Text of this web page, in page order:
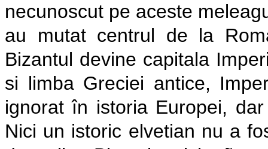
necunoscut pe aceste
au mutat centrul de la
Bizantul devine capitala
si limba Greciei antice,
ignorat în istoria Europei, dar
Nici un istoric elvetian nu a